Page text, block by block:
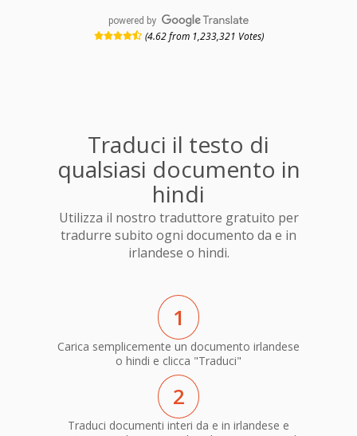
powered by
(4.62 from 1,233,321 Votes)
Traduci il testo di
qualsiasi documento in
hindi
Utilizza il nostro traduttore gratuito per
tradurre subito ogni documento da e in
irlandese o hindi.
1
Carica semplicemente un documento irlandese
o hindi e clicca "Traduci"
2
Traduci documenti interi da e in irlandese e